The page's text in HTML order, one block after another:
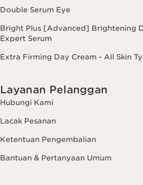
Double Serum Eye
Bright Plus [Advanced] Brightening
Expert Serum
Extra Firming Day Cream - All Skin
Layanan Pelanggan
Hubungi Kami
Lacak Pesanan
Ketentuan Pengembalian
Bantuan & Pertanyaan Umum